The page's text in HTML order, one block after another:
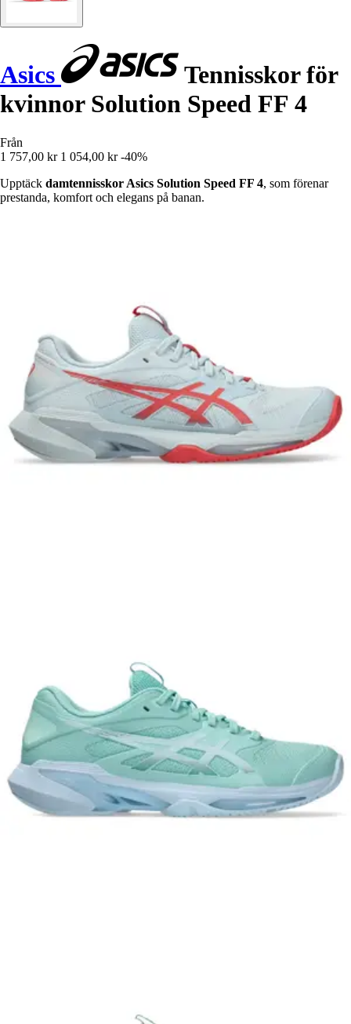
Asics
Tennisskor för
kvinnor Solution Speed FF 4
Från
1 757,00 kr 1 054,00 kr -40%
Upptäck damtennisskor Asics Solution Speed FF 4, som förenar
prestanda, komfort och elegans på banan.